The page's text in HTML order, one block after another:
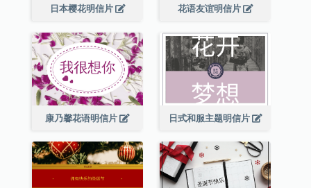
日本樱花明信片 花语友谊明信片
康乃馨花语明信片 日式和服主题明信片